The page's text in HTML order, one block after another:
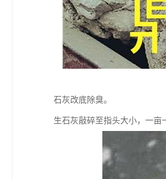
石灰改底除臭。
生石灰敲碎至指头大小，一亩